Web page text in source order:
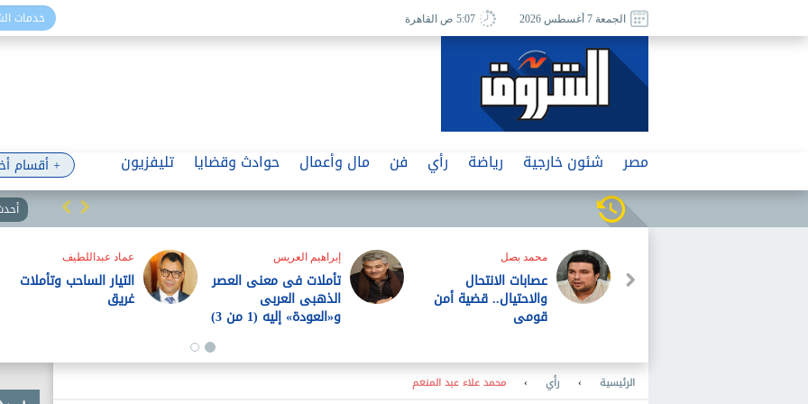
خدمات الجمعة 7 أغسطس 2026 5:07 ص القاهرة
+ أقسام مصر شئون خارجية رياضة رأي فن مال وأعمال حوادث وقضايا تليفزيون
من الصحافة الإسرائيلية
من الانتصار المعنوى إلى
الإقصاء السياسى..
«حماس» والانتخابات
قضايا تكنولوجية
الذكاء الاصطناعى يدخل
أكثر الأماكن خصوصية..
الأسرة وتفاصيلها
الرئيسية › رأي › محمد علاء عبد المنعم